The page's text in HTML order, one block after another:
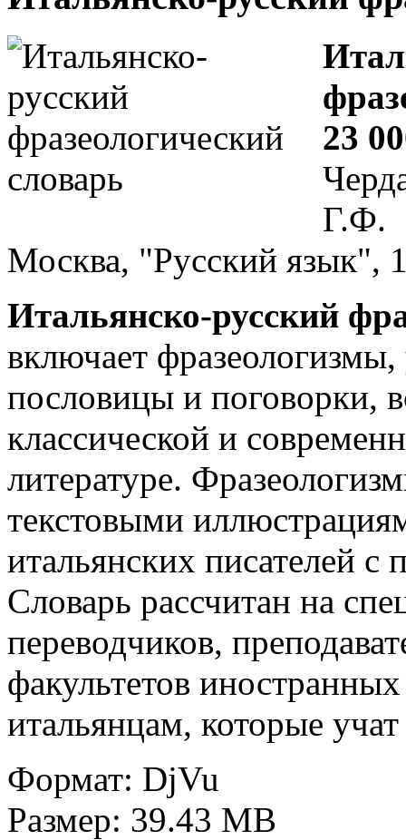
23
Г.Ф.
Москва, "Русский язык",
Итальянско-русский
включает
пословицы и поговорки,
классической и
литературе.
текстовыми
итальянских писателей с
Словарь рассчитан на
переводчиков,
факультетов
итальянцам, которые
Формат: DjVu
Размер: 39.43 MB